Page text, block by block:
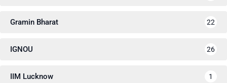
Gramin Bharat 22
IGNOU 26
IIM Lucknow 1